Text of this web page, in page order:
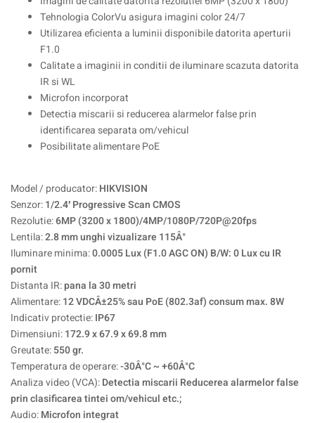
Tehnologia ColorVu asigura imagini color 24/7
Utilizarea eficienta a luminii disponibile datorita aperturii
F1.0
Calitate a imaginii in conditii de iluminare scazuta datorita
IR si WL
Microfon incorporat
Detectia miscarii si reducerea alarmelor false prin
identificarea separata om/vehicul
Posibilitate alimentare PoE
Model / producator:HIKVISION
Senzor:1/2.4′ Progressive Scan CMOS
Rezolutie:6MP (3200 x 1800)/4MP/1080P/720P@20fps
Lentila:2.8 mm unghi vizualizare 115Â°
Iluminare minima:0.0005 Lux (F1.0 AGC ON) B/W: 0 Lux cu IR
pornit
Distanta IR:pana la 30 metri
Alimentare:12 VDCÂ±25% sau PoE (802.3af) consum max. 8W
Indicativ protectie:IP67
Dimensiuni:172.9 x 67.9 x 69.8 mm
Greutate:550 gr.
Temperatura de operare:-30Â°C ~ +60Â°C
Analiza video (VCA):Detectia miscarii Reducerea alarmelor false
prin clasificarea tintei om/vehicul etc.;
Audio:Microfon integrat